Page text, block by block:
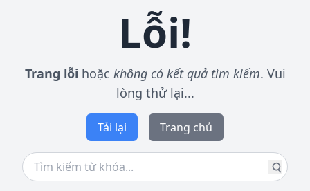
Lỗi!
Trang lỗi hoặc không có kết quả tìm kiếm. Vui
lòng thử lại...
Tải lại Trang chủ